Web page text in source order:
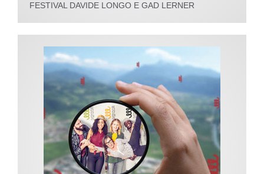
FESTIVAL DAVIDE LONGO E GAD LERNER